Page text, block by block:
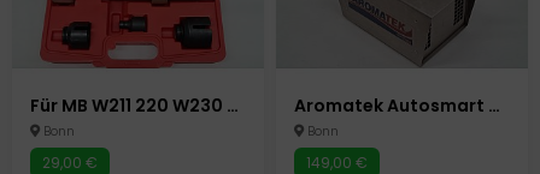
Für MB W211 220 W230 TRAGGELENK ABZIEHER WERKZEUG KUGELGELENK AUSDRÜCKER passend Autowerkzeug Auto Werkzeuge
Bonn
29,00 €
Aromatek Autosmart entfernt schlechte Gerüche schnell im PKW Auto etc.
Bonn
149,00 €